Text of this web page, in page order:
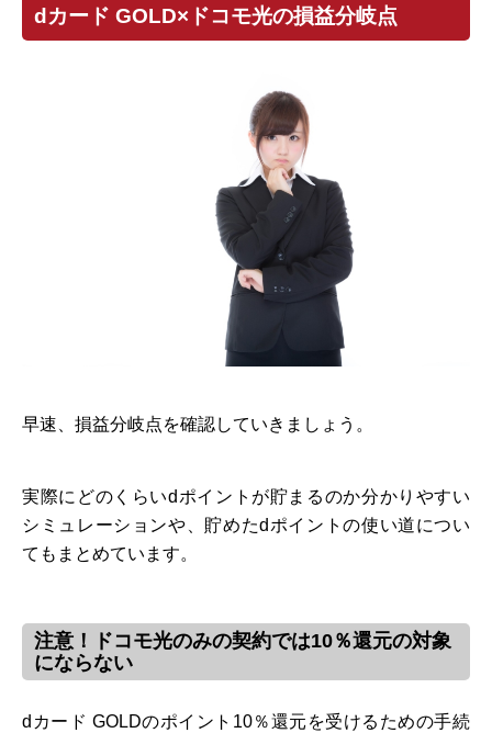
dカード GOLD×ドコモ光の損益分岐点
早速、損益分岐点を確認していきましょう。
実際にどのくらいdポイントが貯まるのか分かりやすい
シミュレーションや、貯めたdポイントの使い道につい
てもまとめています。
注意！ドコモ光のみの契約では10％還元の対象
にならない
dカード GOLDのポイント10％還元を受けるための手続